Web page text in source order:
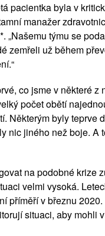
pacientka byla v
manažer
„Našemu týmu se
zemřeli už během
co jsme v některé
počet obětí
Některým byly teprve
nic jiného než boje. A
na podobné krize
velmi vysoká.
příměří v březnu
situaci, aby mohli